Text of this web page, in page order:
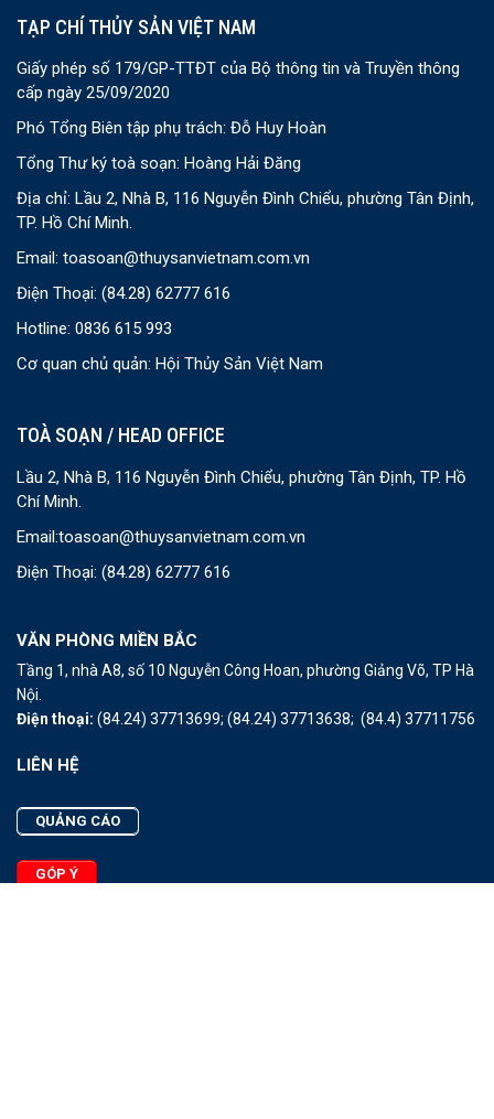
TẠP CHÍ THỦY SẢN VIỆT NAM
Giấy phép số 179/GP-TTĐT của Bộ thông tin và Truyền thông
cấp ngày 25/09/2020
Phó Tổng Biên tập phụ trách: Đỗ Huy Hoàn
Tổng Thư ký toà soạn: Hoàng Hải Đăng
Địa chỉ: Lầu 2, Nhà B, 116 Nguyễn Đình Chiểu, phường Tân Định,
TP. Hồ Chí Minh.
Email: toasoan@thuysanvietnam.com.vn
Điện Thoại: (84.28) 62777 616
Hotline: 0836 615 993
Cơ quan chủ quản: Hội Thủy Sản Việt Nam
TOÀ SOẠN / HEAD OFFICE
Lầu 2, Nhà B, 116 Nguyễn Đình Chiểu, phường Tân Định, TP. Hồ
Chí Minh.
Email:toasoan@thuysanvietnam.com.vn
Điện Thoại: (84.28) 62777 616
VĂN PHÒNG MIỀN BẮC
Tầng 1, nhà A8, số 10 Nguyễn Công Hoan, phường Giảng Võ, TP Hà
Nội.
Điện thoại: (84.24) 37713699; (84.24) 37713638; (84.4) 37711756
LIÊN HỆ
QUẢNG CÁO
GÓP Ý